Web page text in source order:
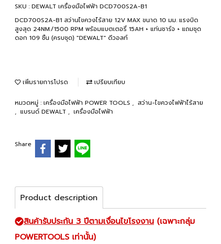
SKU : DEWALT เครื่องมือไฟฟ้า DCD700S2A-B1
DCD700S2A-B1 สว่านไขควงไร้สาย 12V MAX ขนาด 10 มม. แรงบิด
สูงสุด 24NM./1500 RPM พร้อมแบตเตอรี่ 15AH + แท่นชาร์จ + แถมชุด
ดอก 109 ชิ้น (ครบชุด) "DEWALT" ดีวอลท์
เพิ่มรายการโปรด เปรียบเทียบ
หมวดหมู่ : เครื่องมือไฟฟ้า POWER TOOLS , สว่าน-ไขควงไฟฟ้าไร้สาย
, แบรนด์ DEWALT , เครื่องมือไฟฟ้า
Share
Product description
สินค้ารับประกัน 3 ปีตามเงื่อนไขโรงงาน (เฉพาะกลุ่ม
POWERTOOLS เท่านั้น)